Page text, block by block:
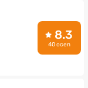
8.3
40 ocen